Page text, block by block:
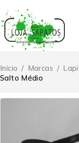
Início / Marcas /
Salto Médio